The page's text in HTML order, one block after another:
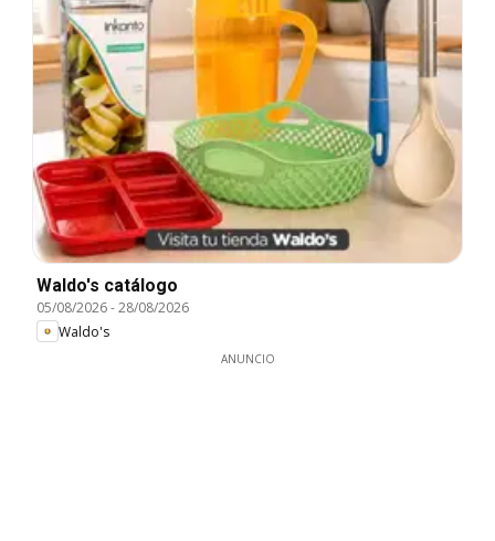
Waldo's catálogo
05/08/2026-28/08/2026
Waldo's
ANUNCIO